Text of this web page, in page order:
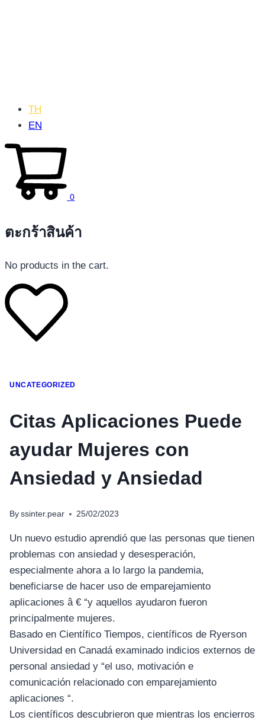
โทรศัพท์มือถือ
อุปกรณ์เสริมโทรศัพท์
สินค้าตามแบรนด์
TH
EN
0
ตะกร้าสินค้า
No products in the cart.
UNCATEGORIZED
Citas Aplicaciones Puede
ayudar Mujeres con
Ansiedad y Ansiedad
By ssinter.pear 25/02/2023
Un nuevo estudio aprendió que las personas que tienen
problemas con ansiedad y desesperación,
especialmente ahora a lo largo la pandemia,
beneficiarse de hacer uso de emparejamiento
aplicaciones â € “y aquellos ayudaron fueron
principalmente mujeres.
Basado en Científico Tiempos, científicos de Ryerson
Universidad en Canadá examinado indicios externos de
personal ansiedad y “el uso, motivación e
comunicación relacionado con emparejamiento
aplicaciones “.
Los científicos descubrieron que mientras los encierros